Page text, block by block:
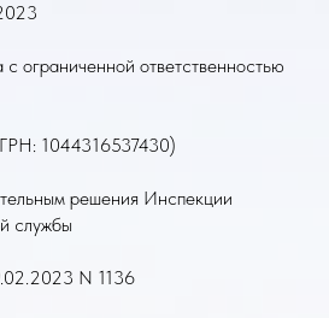
ограниченной ответственностью
1044316537430)
решения Инспекции
службы
N 1136